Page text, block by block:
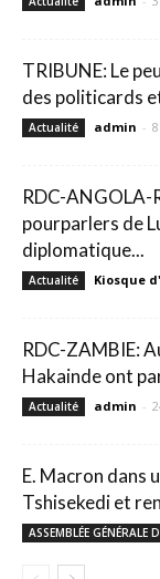
TRIBUNE: Le
des politicards
Actualité admin -
RDC-ANGOLA-
pourparlers de
diplomatique...
Actualité Kiosque
RDC-ZAMBIE:
Hakainde ont
Actualité admin -
E. Macron dans
Tshisekedi et
ASSEMBLÉE GÉNÉRALE